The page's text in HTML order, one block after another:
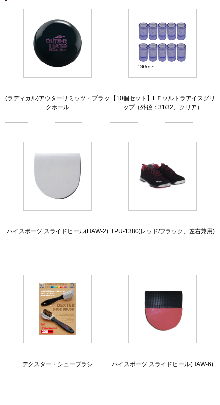
(ラディカル)アウターリミッツ・ブラッ
クホール
【10個セット】LＦウルトラアイスグリ
ップ（外径：31/32、クリア）
ハイスポーツ スライドヒール(HAW-2) TPU-1380(レッド/ブラック、左右兼用)
デクスター・シューブラシ ハイスポーツ スライドヒール(HAW-6)